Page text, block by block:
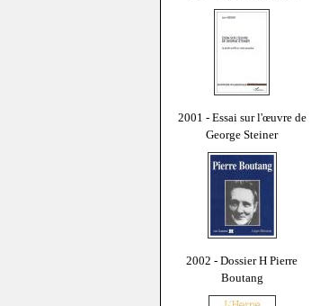
2001 - Essai sur l'œuvre de
George Steiner
2002 - Dossier H Pierre
Boutang